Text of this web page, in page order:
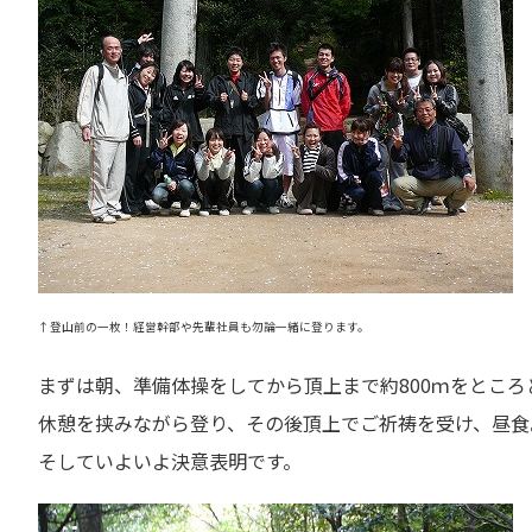
↑登山前の一枚！経営幹部や先輩社員も勿論一緒に登ります。
まずは朝、準備体操をしてから頂上まで約800ｍをところ
休憩を挟みながら登り、その後頂上でご祈祷を受け、昼食
そしていよいよ決意表明です。